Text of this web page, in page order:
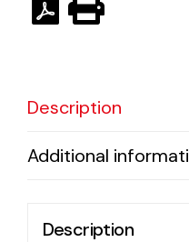
Variedad de
Description
Additional
Description